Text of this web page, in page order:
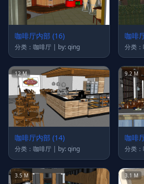
咖啡厅内部 (16)
分类：咖啡厅 | by: qing
咖啡
12 M
咖啡厅内部 (14)
分类：咖啡厅 | by: qing
9.2 M
咖啡
3.5 M 3.1 M